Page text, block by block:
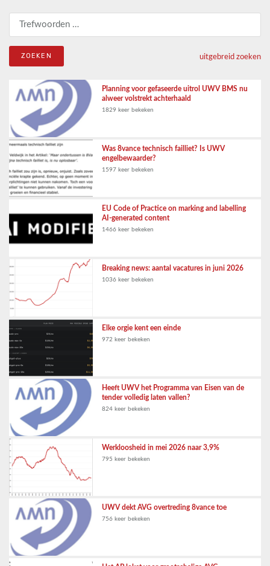
uitgebreid zoeken
Planning voor gefaseerde uitrol UWV BMS nu
alweer volstrekt achterhaald
1829 keer bekeken
Was 8vance technisch failliet? Is UWV
engelbewaarder?
1597 keer bekeken
EU Code of Practice on marking and labelling
AI-generated content
1466 keer bekeken
Breaking news: aantal vacatures in juni 2026
1036 keer bekeken
Elke orgie kent een einde
972 keer bekeken
Heeft UWV het Programma van Eisen van de
tender volledig laten vallen?
824 keer bekeken
Werkloosheid in mei 2026 naar 3,9%
795 keer bekeken
UWV dekt AVG overtreding 8vance toe
756 keer bekeken